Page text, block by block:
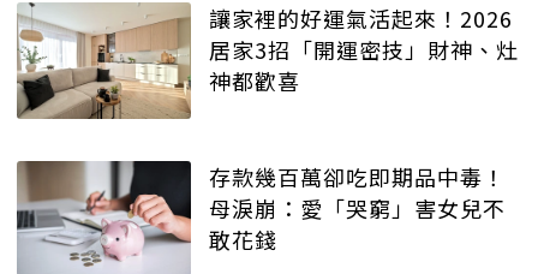
讓家裡的好運氣活起來！2026
居家3招「開運密技」財神、灶
神都歡喜
存款幾百萬卻吃即期品中毒！
母淚崩：愛「哭窮」害女兒不
敢花錢